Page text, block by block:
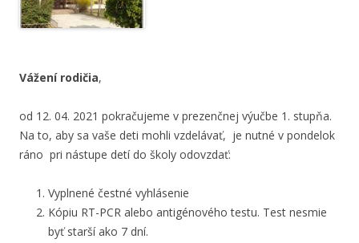
Vážení rodičia,
od 12. 04. 2021 pokračujeme v prezenčnej výučbe 1. stupňa.
Na to, aby sa vaše deti mohli vzdelávať, je nutné v pondelok
ráno pri nástupe detí do školy odovzdať:
Vyplnené čestné vyhlásenie
Kópiu RT-PCR alebo antigénového testu. Test nesmie
byť starší ako 7 dní.